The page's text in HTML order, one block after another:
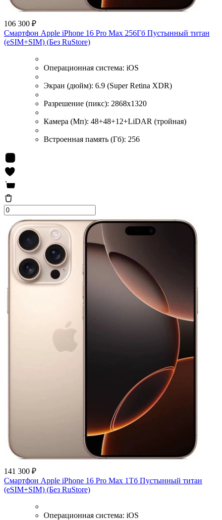
106 300 ₽
Смартфон Apple iPhone 16 Pro Max 256Гб Пустынный титан
(eSIM+SIM) (Без RuStore)
Операционная система: iOS
Экран (дюйм): 6.9 (Super Retina XDR)
Разрешение (пикс): 2868x1320
Камера (Мп): 48+48+12+LiDAR (тройная)
Встроенная память (Гб): 256
141 300 ₽
Смартфон Apple iPhone 16 Pro Max 1Тб Пустынный титан
(eSIM+SIM) (Без RuStore)
Операционная система: iOS